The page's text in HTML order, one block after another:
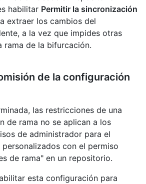
habilitar Permitir la sincronización
extraer los cambios del
a la vez que impides otras
rama de la bifurcación.
de la configuración
las restricciones de una
de rama no se aplican a los
de administrador para el
con el permiso
de rama" en un repositorio.
esta configuración para